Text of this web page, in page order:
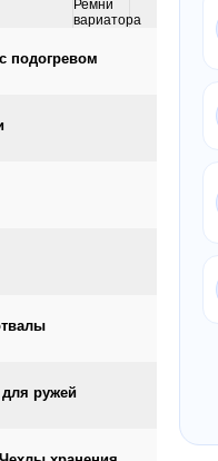
подогревом
ружей